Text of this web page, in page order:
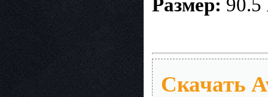
Размер: 90.5
Скачать